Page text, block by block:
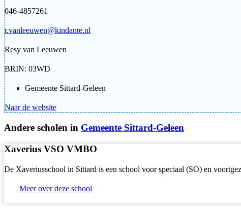
046-4857261
r.vanleeuwen@kindante.nl
Resy van Leeuwen
BRIN: 03WD
Gemeente Sittard-Geleen
Naar de website
Andere scholen in Gemeente Sittard-Geleen
Xaverius VSO VMBO
De Xaveriusschool in Sittard is een school voor speciaal (SO) en
Meer over deze school